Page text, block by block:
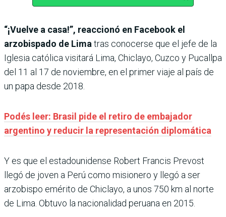
“¡Vuelve a casa!”, reaccionó en Facebook el
arzobispado de Limatras conocerse que el jefe de la
Iglesia católica visitará Lima, Chiclayo, Cuzco y Pucallpa
del 11 al 17 de noviembre, en el primer viaje al país de
un papa desde 2018.
Podés leer: Brasil pide el retiro de embajador
argentino y reducir la representación diplomática
Y es que el estadounidense Robert Francis Prevost
llegó de joven a Perú como misionero y llegó a ser
arzobispo emérito de Chiclayo, a unos 750 km al norte
de Lima. Obtuvo la nacionalidad peruana en 2015.